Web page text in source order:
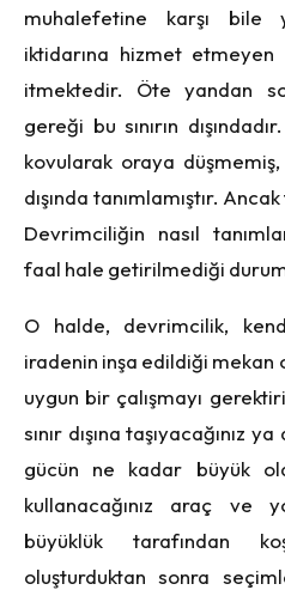
muhalefetine karşı bile
iktidarına hizmet etmeyen
itmektedir. Öte yandan
gereği bu sınırın
kovularak oraya düşmemiş,
dışında tanımlamıştır.
Devrimciliğin nasıl
faal hale getirilmediği
O halde, devrimcilik,
iradenin inşa edildiği mekan
uygun bir çalışmayı
sınır dışına taşıyacağınız
gücün ne kadar büyük
kullanacağınız araç ve
büyüklük tarafından
oluşturduktan sonra